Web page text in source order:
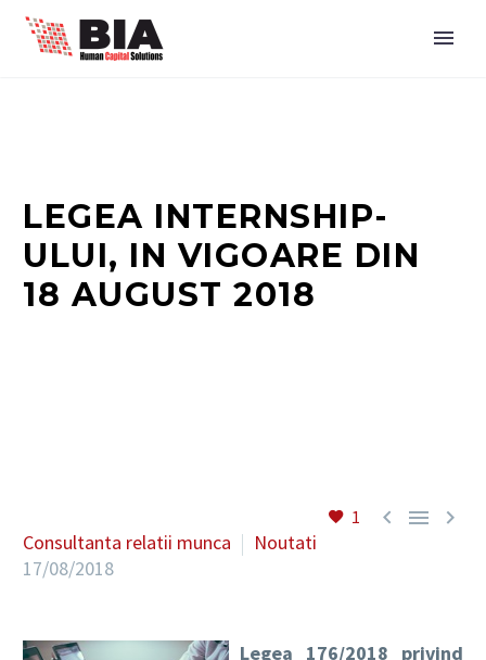
RO
LEGEA INTERNSHIP-
ULUI, IN VIGOARE DIN
18 AUGUST 2018
1   
Consultanta relatii munca
Noutati
17/08/2018
Legea 176/2018 privind